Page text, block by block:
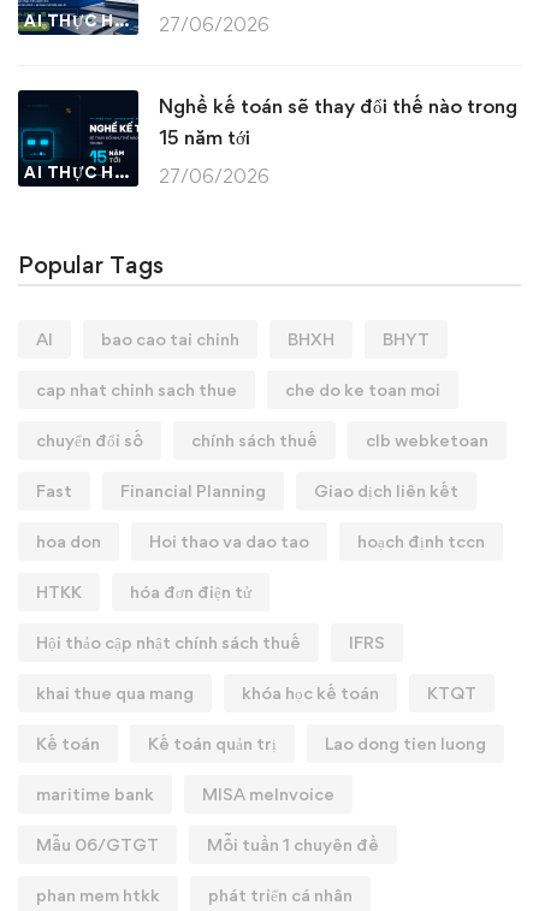
AI THỰC HÀNH 27/06/2026
AI THỰC HÀNH
Nghề kế toán sẽ thay đổi thế nào trong
15 năm tới
27/06/2026
Popular Tags
AI bao cao tai chinh BHXH BHYT
cap nhat chinh sach thue che do ke toan moi
chuyển đổi số chính sách thuế clb webketoan
Fast Financial Planning Giao dịch liên kết
hoa don Hoi thao va dao tao hoạch định tccn
HTKK hóa đơn điện tử
Hội thảo cập nhật chính sách thuế IFRS
khai thue qua mang khóa học kế toán KTQT
Kế toán Kế toán quản trị Lao dong tien luong
maritime bank MISA meInvoice
Mẫu 06/GTGT Mỗi tuần 1 chuyên đề
phan mem htkk phát triển cá nhân